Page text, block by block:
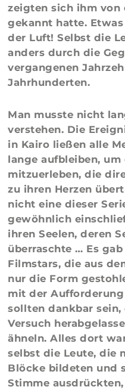
zeigten sich ihm von
gekannt hatte.
der Luft! Selbst die
anders durch die
vergangenen
Jahrhunderten.
Man musste nicht
verstehen. Die
in Kairo ließen alle
lange aufbleiben, um
mitzuerleben, die
zu ihren Herzen
nicht eine dieser
gewöhnlich
ihren Seelen, deren
überraschte … Es
Filmstars, die aus
nur die Form
mit der
sollten dankbar sein,
Versuch
ähneln. Alles dort
selbst die Leute, die
Blöcke bildeten und
Stimme